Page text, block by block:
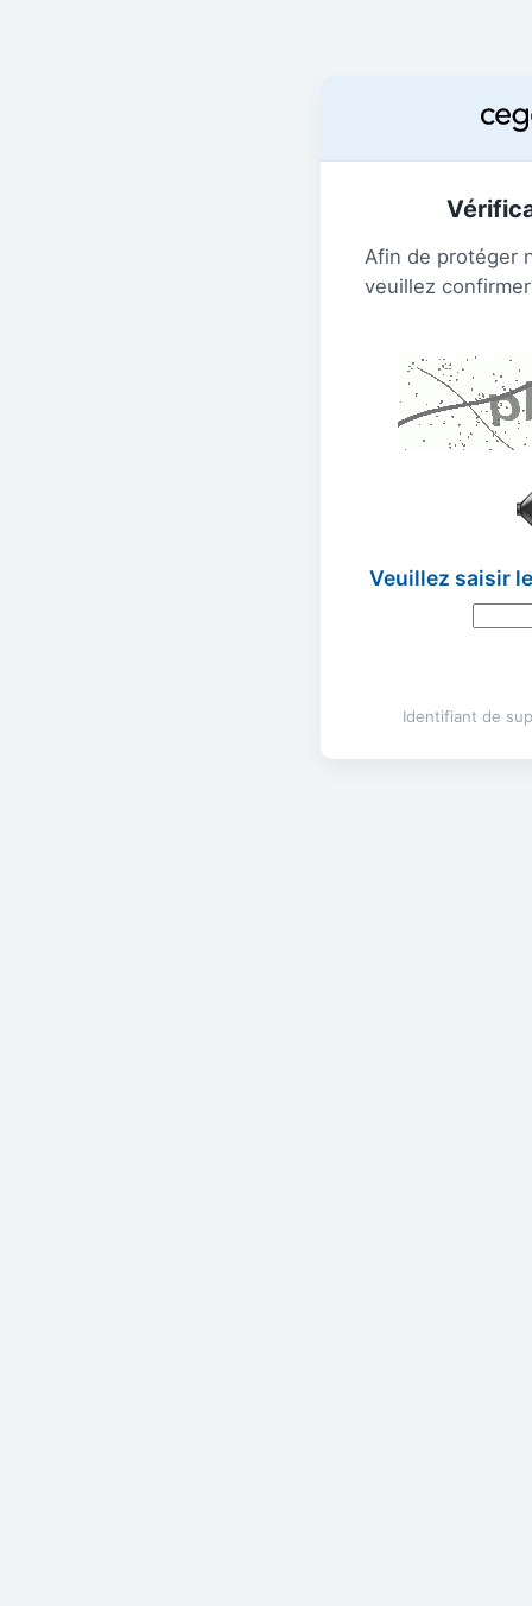
Afin de protéger
veuillez
Veuillez saisir
Identifiant de